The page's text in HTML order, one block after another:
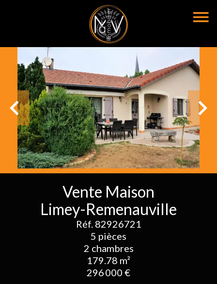
Vente Maison
Limey-Remenauville
Réf. 82926721
5 pièces
2 chambres
179.78 m²
296 000 €